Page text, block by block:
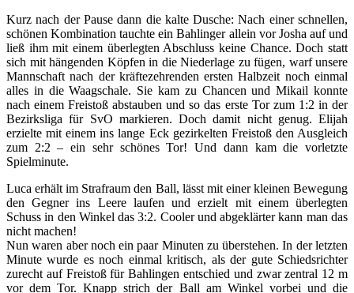
Kurz nach der Pause dann die kalte Dusche: Nach einer schnellen,
schönen Kombination tauchte ein Bahlinger allein vor Josha auf und
ließ ihm mit einem überlegten Abschluss keine Chance. Doch statt
sich mit hängenden Köpfen in die Niederlage zu fügen, warf unsere
Mannschaft nach der kräftezehrenden ersten Halbzeit noch einmal
alles in die Waagschale. Sie kam zu Chancen und Mikail konnte
nach einem Freistoß abstauben und so das erste Tor zum 1:2 in der
Bezirksliga für SvO markieren. Doch damit nicht genug. Elijah
erzielte mit einem ins lange Eck gezirkelten Freistoß den Ausgleich
zum 2:2 – ein sehr schönes Tor! Und dann kam die vorletzte
Spielminute.
Luca erhält im Strafraum den Ball, lässt mit einer kleinen Bewegung
den Gegner ins Leere laufen und erzielt mit einem überlegten
Schuss in den Winkel das 3:2. Cooler und abgeklärter kann man das
nicht machen!
Nun waren aber noch ein paar Minuten zu überstehen. In der letzten
Minute wurde es noch einmal kritisch, als der gute Schiedsrichter
zurecht auf Freistoß für Bahlingen entschied und zwar zentral 12 m
vor dem Tor. Knapp strich der Ball am Winkel vorbei und die